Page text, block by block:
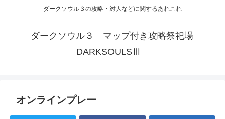
ダークソウル３の攻略・対人などに関するあれこれ
ダークソウル３ マップ付き攻略祭祀場
DARKSOULSⅢ
オンラインプレー